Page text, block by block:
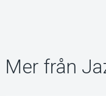
Mer från